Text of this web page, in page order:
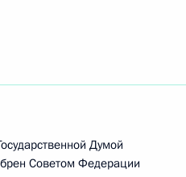
Думой
Советом Федерации